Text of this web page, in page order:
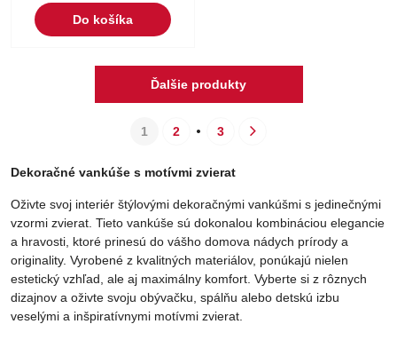
Do košíka
Ďalšie produkty
1 2 3
Dekoračné vankúše s motívmi zvierat
Oživte svoj interiér štýlovými dekoračnými vankúšmi s jedinečnými
vzormi zvierat. Tieto vankúše sú dokonalou kombináciou elegancie
a hravosti, ktoré prinesú do vášho domova nádych prírody a
originality. Vyrobené z kvalitných materiálov, ponúkajú nielen
estetický vzhľad, ale aj maximálny komfort. Vyberte si z rôznych
dizajnov a oživte svoju obývačku, spálňu alebo detskú izbu
veselými a inšpiratívnymi motívmi zvierat.